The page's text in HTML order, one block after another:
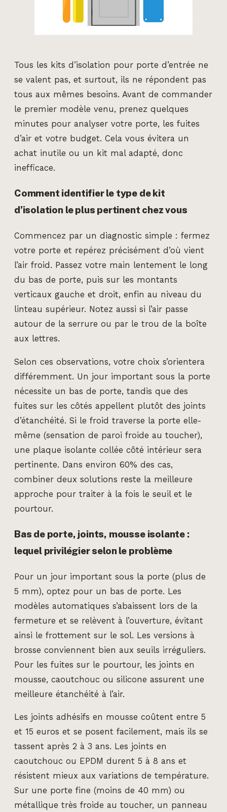
Tous les kits d’isolation pour porte d’entrée ne
se valent pas, et surtout, ils ne répondent pas
tous aux mêmes besoins. Avant de commander
le premier modèle venu, prenez quelques
minutes pour analyser votre porte, les fuites
d’air et votre budget. Cela vous évitera un
achat inutile ou un kit mal adapté, donc
inefficace.
Comment identifier le type de kit
d’isolation le plus pertinent chez vous
Commencez par un diagnostic simple : fermez
votre porte et repérez précisément d’où vient
l’air froid. Passez votre main lentement le long
du bas de porte, puis sur les montants
verticaux gauche et droit, enfin au niveau du
linteau supérieur. Notez aussi si l’air passe
autour de la serrure ou par le trou de la boîte
aux lettres.
Selon ces observations, votre choix s’orientera
différemment. Un jour important sous la porte
nécessite un bas de porte, tandis que des
fuites sur les côtés appellent plutôt des joints
d’étanchéité. Si le froid traverse la porte elle-
même (sensation de paroi froide au toucher),
une plaque isolante collée côté intérieur sera
pertinente. Dans environ 60% des cas,
combiner deux solutions reste la meilleure
approche pour traiter à la fois le seuil et le
pourtour.
Bas de porte, joints, mousse isolante :
lequel privilégier selon le problème
Pour un jour important sous la porte (plus de
5 mm), optez pour un bas de porte. Les
modèles automatiques s’abaissent lors de la
fermeture et se relèvent à l’ouverture, évitant
ainsi le frottement sur le sol. Les versions à
brosse conviennent bien aux seuils irréguliers.
Pour les fuites sur le pourtour, les joints en
mousse, caoutchouc ou silicone assurent une
meilleure étanchéité à l’air.
Les joints adhésifs en mousse coûtent entre 5
et 15 euros et se posent facilement, mais ils se
tassent après 2 à 3 ans. Les joints en
caoutchouc ou EPDM durent 5 à 8 ans et
résistent mieux aux variations de température.
Sur une porte fine (moins de 40 mm) ou
métallique très froide au toucher, un panneau